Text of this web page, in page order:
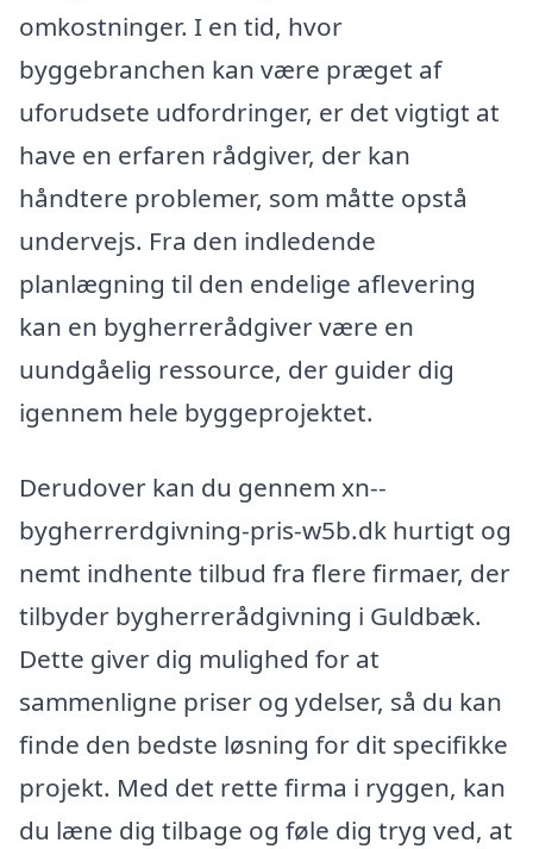
omkostninger. I en tid, hvor
byggebranchen kan være præget af
uforudsete udfordringer, er det vigtigt at
have en erfaren rådgiver, der kan
håndtere problemer, som måtte opstå
undervejs. Fra den indledende
planlægning til den endelige aflevering
kan en bygherrerådgiver være en
uundgåelig ressource, der guider dig
igennem hele byggeprojektet.
Derudover kan du gennem xn--
bygherrerdgivning-pris-w5b.dk hurtigt og
nemt indhente tilbud fra flere firmaer, der
tilbyder bygherrerådgivning i Guldbæk.
Dette giver dig mulighed for at
sammenligne priser og ydelser, så du kan
finde den bedste løsning for dit specifikke
projekt. Med det rette firma i ryggen, kan
du læne dig tilbage og føle dig tryg ved, at